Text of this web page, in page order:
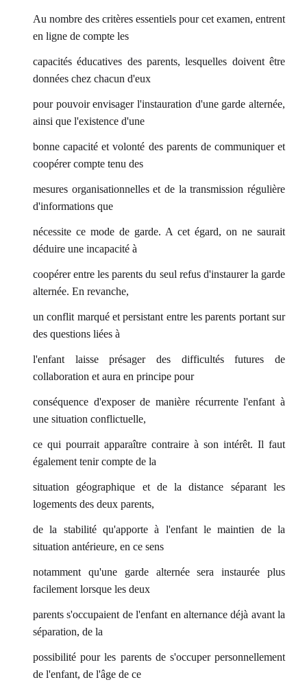
Au nombre des critères essentiels pour cet examen, entrent
en ligne de compte les
capacités éducatives des parents, lesquelles doivent être
données chez chacun d'eux
pour pouvoir envisager l'instauration d'une garde alternée,
ainsi que l'existence d'une
bonne capacité et volonté des parents de communiquer et
coopérer compte tenu des
mesures organisationnelles et de la transmission régulière
d'informations que
nécessite ce mode de garde. A cet égard, on ne saurait
déduire une incapacité à
coopérer entre les parents du seul refus d'instaurer la garde
alternée. En revanche,
un conflit marqué et persistant entre les parents portant sur
des questions liées à
l'enfant laisse présager des difficultés futures de
collaboration et aura en principe pour
conséquence d'exposer de manière récurrente l'enfant à
une situation conflictuelle,
ce qui pourrait apparaître contraire à son intérêt. Il faut
également tenir compte de la
situation géographique et de la distance séparant les
logements des deux parents,
de la stabilité qu'apporte à l'enfant le maintien de la
situation antérieure, en ce sens
notamment qu'une garde alternée sera instaurée plus
facilement lorsque les deux
parents s'occupaient de l'enfant en alternance déjà avant la
séparation, de la
possibilité pour les parents de s'occuper personnellement
de l'enfant, de l'âge de ce